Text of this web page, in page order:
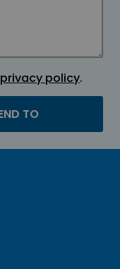
privacy policy.